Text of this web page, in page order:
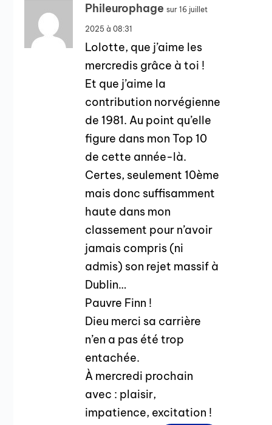
Phileurophage sur 16 juillet
2025 à 08:31
Lolotte, que j’aime les
mercredis grâce à toi !
Et que j’aime la
contribution norvégienne
de 1981. Au point qu’elle
figure dans mon Top 10
de cette année-là.
Certes, seulement 10ème
mais donc suffisamment
haute dans mon
classement pour n’avoir
jamais compris (ni
admis) son rejet massif à
Dublin…
Pauvre Finn !
Dieu merci sa carrière
n’en a pas été trop
entachée.
À mercredi prochain
avec : plaisir,
impatience, excitation !